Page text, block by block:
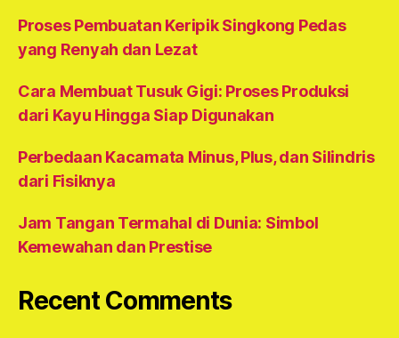
Proses Pembuatan Keripik Singkong Pedas
yang Renyah dan Lezat
Cara Membuat Tusuk Gigi: Proses Produksi
dari Kayu Hingga Siap Digunakan
Perbedaan Kacamata Minus, Plus, dan Silindris
dari Fisiknya
Jam Tangan Termahal di Dunia: Simbol
Kemewahan dan Prestise
Recent Comments